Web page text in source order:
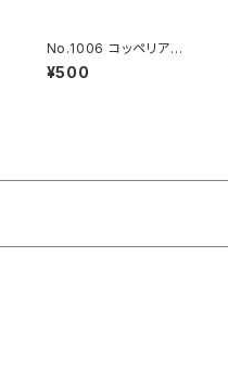
No.1006 コッペリアよ
りフランツのVa.
¥500